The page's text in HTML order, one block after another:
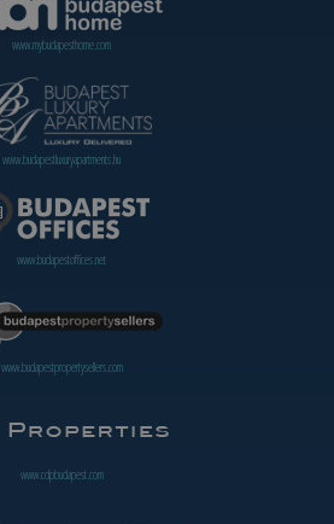
www.mybudapesthome.com
www.budapestluxuryapartments.hu
www.budapestoffices.net
www.budapestpropertysellers.com
www.cdpbudapest.com